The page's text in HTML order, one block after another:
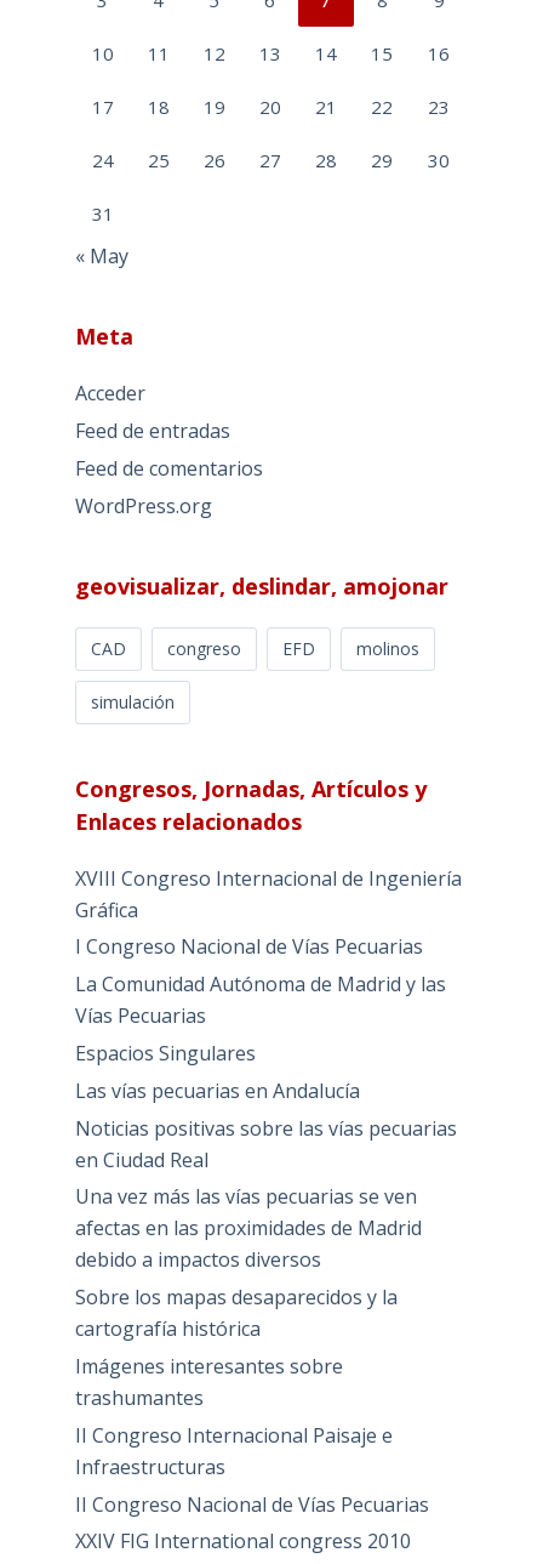
10 11 12 13 14 15 16
17 18 19 20 21 22 23
24 25 26 27 28 29 30
31
« May
Meta
Acceder
Feed de entradas
Feed de comentarios
WordPress.org
geovisualizar, deslindar, amojonar
CAD congreso EFD molinos
simulación
Congresos, Jornadas, Artículos y
Enlaces relacionados
XVIII Congreso Internacional de Ingeniería
Gráfica
I Congreso Nacional de Vías Pecuarias
La Comunidad Autónoma de Madrid y las
Vías Pecuarias
Espacios Singulares
Las vías pecuarias en Andalucía
Noticias positivas sobre las vías pecuarias
en Ciudad Real
Una vez más las vías pecuarias se ven
afectas en las proximidades de Madrid
debido a impactos diversos
Sobre los mapas desaparecidos y la
cartografía histórica
Imágenes interesantes sobre
trashumantes
II Congreso Internacional Paisaje e
Infraestructuras
II Congreso Nacional de Vías Pecuarias
XXIV FIG International congress 2010